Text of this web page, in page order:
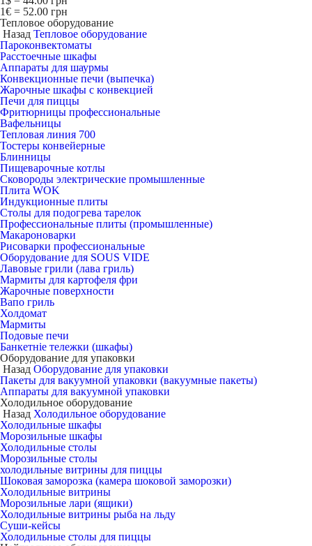
1€ = 52.00 грн
Тепловое оборудование
Назад Тепловое оборудование
Пароконвектоматы
Расcтоечные шкафы
Аппараты для шаурмы
Конвекционные печи (выпечка)
Жарочные шкафы с конвекцией
Печи для пиццы
Фритюрницы профессиональные
Вафельницы
Тепловая линия 700
Тостеры конвейерные
Блинницы
Пищеварочные котлы
Сковороды электрические промышленные
Плита WOK
Индукционные плиты
Столы для подогрева тарелок
Профессиональные плиты (промышленные)
Макароноварки
Рисоварки профессиональные
Оборудование для SOUS VIDE
Лавовые грили (лава гриль)
Мармиты для картофеля фри
Жарочные поверхности
Вапо гриль
Холдомат
Мармиты
Подовые печи
Банкетніе тележки (шкафы)
Оборудование для упаковки
Назад Оборудование для упаковки
Пакеты для вакуумной упаковки (вакуумные пакеты)
Аппараты для вакуумной упаковки
Холодильное оборудование
Назад Холодильное оборудование
Холодильные шкафы
Морозильные шкафы
Холодильные столы
Морозильные столы
холодильные витрины для пиццы
Шоковая заморозка (камера шоковой заморозки)
Холодильные витрины
Морозильные лари (ящики)
Холодильные витрины рыба на льду
Суши-кейсы
Холодильные столы для пиццы